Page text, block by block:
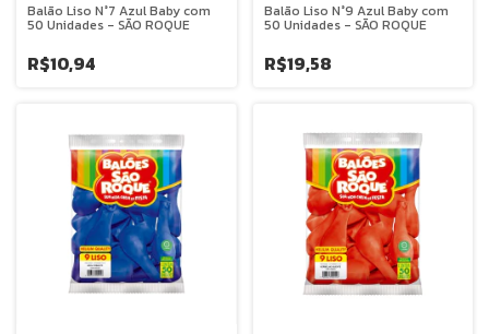
Balão Liso N°7 Azul Baby com
50 Unidades - SÃO ROQUE
R$10,94
Balão Liso N°9 Azul Baby com
50 Unidades - SÃO ROQUE
R$19,58